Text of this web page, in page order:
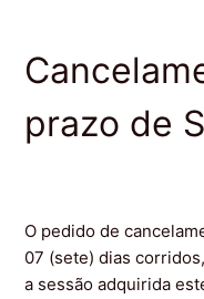
Como solicitar o
Prazo de estorno do
Cancelamento de
prazo de
O pedido de
07 (sete) dias
a sessão adquirida